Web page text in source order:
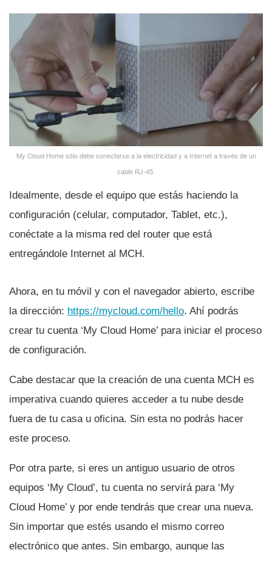
My Cloud Home sólo debe conectarse a la electricidad y a Internet a través de un
cable RJ-45.
Idealmente, desde el equipo que estás haciendo la
configuración (celular, computador, Tablet, etc.),
conéctate a la misma red del router que está
entregándole Internet al MCH.
Ahora, en tu móvil y con el navegador abierto, escribe
la dirección: https://mycloud.com/hello. Ahí­ podrás
crear tu cuenta ‘My Cloud Home’ para iniciar el proceso
de configuración.
Cabe destacar que la creación de una cuenta MCH es
imperativa cuando quieres acceder a tu nube desde
fuera de tu casa u oficina. Sin esta no podrás hacer
este proceso.
Por otra parte, si eres un antiguo usuario de otros
equipos ‘My Cloud’, tu cuenta no servirá para ‘My
Cloud Home’ y por ende tendrás que crear una nueva.
Sin importar que estés usando el mismo correo
electrónico que antes. Sin embargo, aunque las